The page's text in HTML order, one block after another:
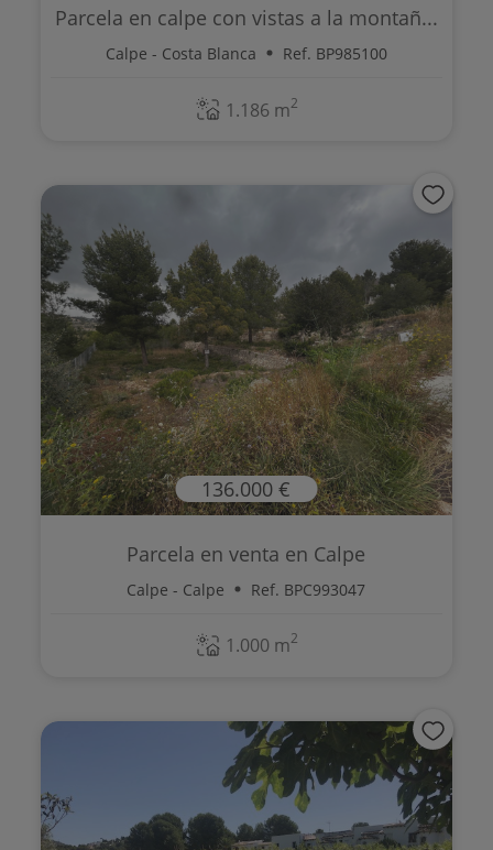
Parcela en calpe con vistas a la montañ...
Calpe - Costa Blanca Ref. BP985100
1.186 m2
136.000 €
Parcela en venta en Calpe
Calpe - Calpe Ref. BPC993047
1.000 m2